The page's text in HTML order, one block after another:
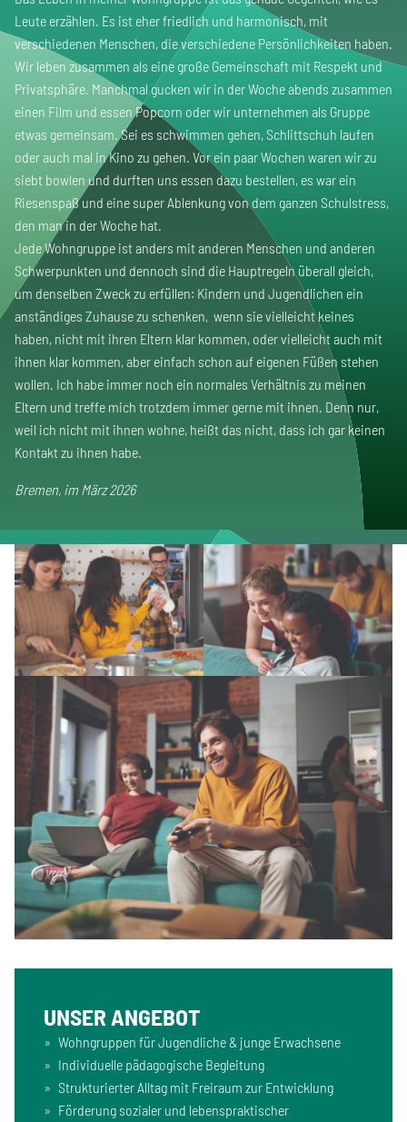
Leute erzählen. Es ist eher friedlich und harmonisch, mit
verschiedenen Menschen, die verschiedene Persönlichkeiten haben.
Wir leben zusammen als eine große Gemeinschaft mit Respekt und
Privatsphäre. Manchmal gucken wir in der Woche abends zusammen
einen Film und essen Popcorn oder wir unternehmen als Gruppe
etwas gemeinsam. Sei es schwimmen gehen, Schlittschuh laufen
oder auch mal in Kino zu gehen. Vor ein paar Wochen waren wir zu
siebt bowlen und durften uns essen dazu bestellen, es war ein
Riesenspaß und eine super Ablenkung von dem ganzen Schulstress,
den man in der Woche hat.
Jede Wohngruppe ist anders mit anderen Menschen und anderen
Schwerpunkten und dennoch sind die Hauptregeln überall gleich,
um denselben Zweck zu erfüllen: Kindern und Jugendlichen ein
anständiges Zuhause zu schenken, wenn sie vielleicht keines
haben, nicht mit ihren Eltern klar kommen, oder vielleicht auch mit
ihnen klar kommen, aber einfach schon auf eigenen Füßen stehen
wollen. Ich habe immer noch ein normales Verhältnis zu meinen
Eltern und treffe mich trotzdem immer gerne mit ihnen. Denn nur,
weil ich nicht mit ihnen wohne, heißt das nicht, dass ich gar keinen
Kontakt zu ihnen habe.
Bremen, im März 2026
UNSER ANGEBOT
Wohngruppen für Jugendliche & junge Erwachsene
Individuelle pädagogische Begleitung
Strukturierter Alltag mit Freiraum zur Entwicklung
Förderung sozialer und lebenspraktischer